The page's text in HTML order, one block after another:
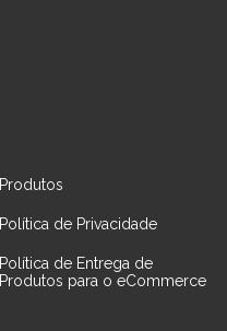
Produtos
Política de Privacidade
Política de Entrega de
Produtos para o eCommerce